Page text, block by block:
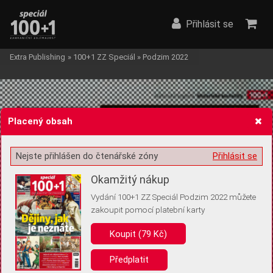
Žádost o souhlas s ukládáním volitelných informací
Pro základní fungování webu nepotřebujeme ukládat žádné informace
(tzv. cookies apod.). Rádi bychom vás ale požádali o souhlas s
uložením volitelných informací:
Anonymní unikátní ID
Přihlásit se
Extra Publishing » 100+1 ZZ Speciál » Podzim 2022
Placený obsah
Přihlásit se
Nejste přihlášen do čtenářské zóny
Okamžitý nákup
Vydání 100+1 ZZ Speciál Podzim 2022 můžete
zakoupit pomocí platební karty
Koupit (79 Kč)
Předplatit